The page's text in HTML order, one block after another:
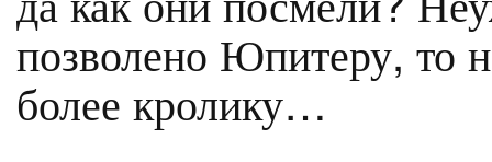
позволено Юпитеру, то
более кролику…